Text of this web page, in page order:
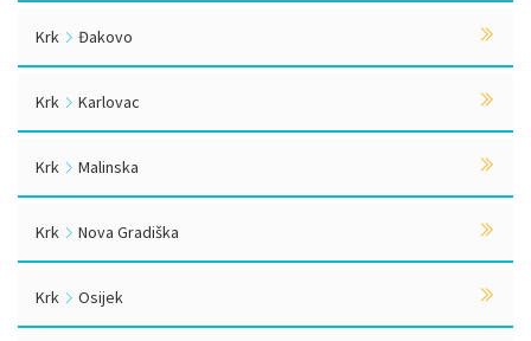
Krk Đakovo
Krk Karlovac
Krk Malinska
Krk Nova Gradiška
Krk Osijek